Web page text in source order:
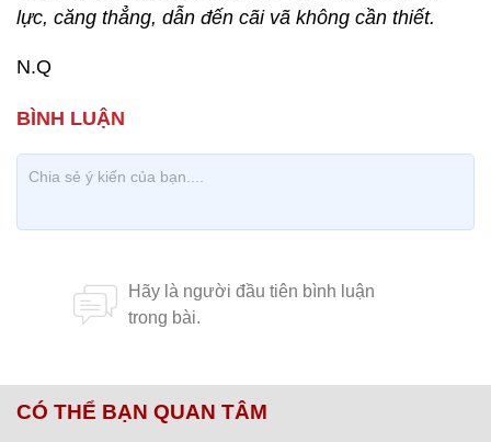
lực, căng thẳng, dẫn đến cãi vã không cần thiết.
N.Q
CÓ THỂ BẠN QUAN TÂM